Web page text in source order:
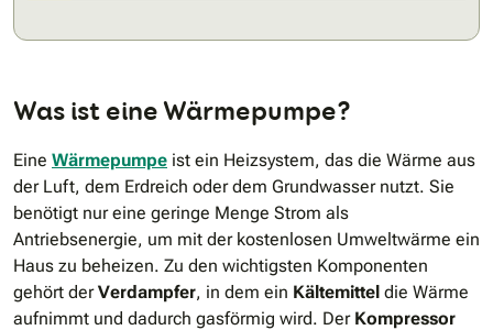
Was ist eine Wärmepumpe?
Eine Wärmepumpe ist ein Heizsystem, das die Wärme aus
der Luft, dem Erdreich oder dem Grundwasser nutzt. Sie
benötigt nur eine geringe Menge Strom als
Antriebsenergie, um mit der kostenlosen Umweltwärme ein
Haus zu beheizen. Zu den wichtigsten Komponenten
gehört derVerdampfer, in dem ein Kältemittel die Wärme
aufnimmt und dadurch gasförmig wird. Der Kompressor